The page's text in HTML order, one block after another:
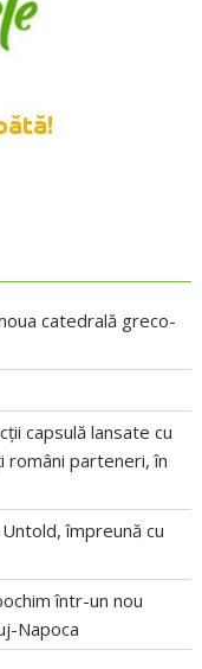
catedrală greco-
capsulă lansate cu
români parteneri, în
împreună cu
într-un nou
Napoca